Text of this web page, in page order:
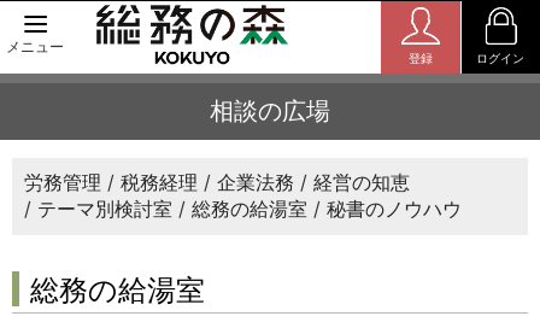
メニュー
登録 ログイン
相談の広場
労務管理 税務経理 企業法務
経営の知恵
テーマ別検討室
総務の給湯室 秘書のノウハウ
総務の給湯室